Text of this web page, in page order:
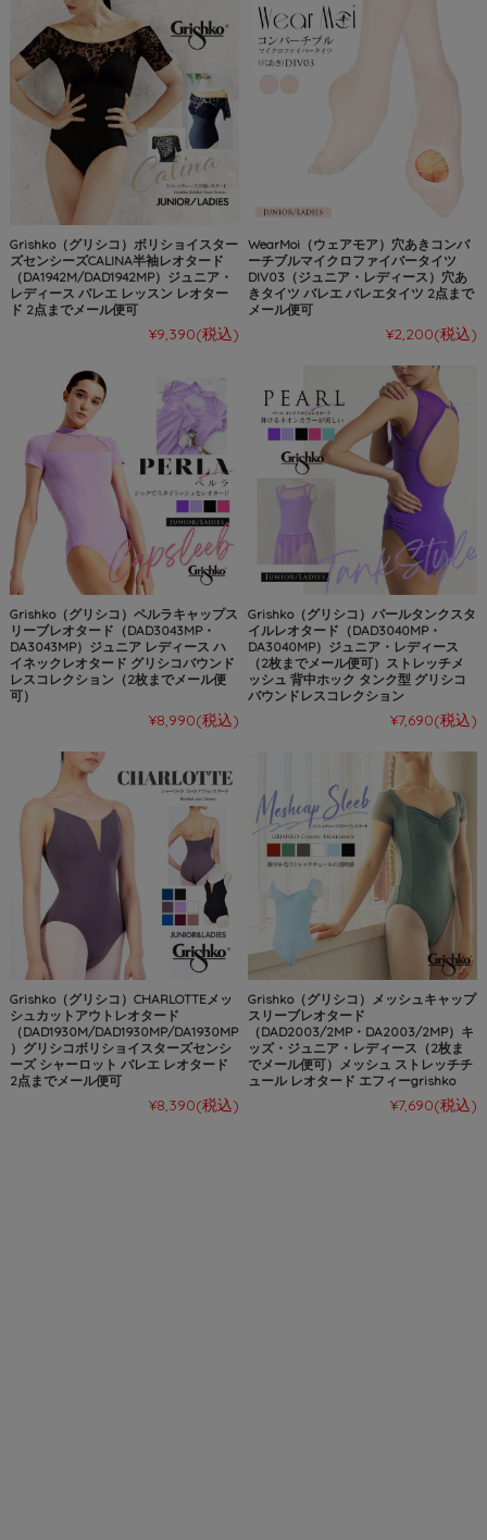
Grishko（グリシコ）ボリショイスター
ズセンシーズCALINA半袖レオタード
（DA1942M/DAD1942MP）ジュニア・
レディース バレエ レッスン レオター
ド 2点までメール便可
¥9,390(税込)
WearMoi（ウェアモア）穴あきコンバ
ーチブルマイクロファイバータイツ
DIV03（ジュニア・レディース）穴あ
きタイツ バレエ バレエタイツ 2点まで
メール便可
¥2,200(税込)
Grishko（グリシコ）ペルラキャップス
リーブレオタード（DAD3043MP・
DA3043MP）ジュニア レディース ハ
イネックレオタード グリシコバウンド
レスコレクション（2枚までメール便
可）
¥8,990(税込)
Grishko（グリシコ）パールタンクスタ
イルレオタード（DAD3040MP・
DA3040MP）ジュニア・レディース
（2枚までメール便可）ストレッチメ
ッシュ 背中ホック タンク型 グリシコ
バウンドレスコレクション
¥7,690(税込)
Grishko（グリシコ）CHARLOTTEメッ
シュカットアウトレオタード
（DAD1930M/DAD1930MP/DA1930MP
）グリシコボリショイスターズセンシ
ーズ シャーロット バレエ レオタード
2点までメール便可
¥8,390(税込)
Grishko（グリシコ）メッシュキャップ
スリーブレオタード
（DAD2003/2MP・DA2003/2MP）キ
ッズ・ジュニア・レディース（2枚ま
でメール便可）メッシュ ストレッチチ
ュール レオタード エフィーgrishko
¥7,690(税込)